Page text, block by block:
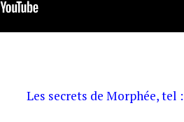
Les secrets de Morphée,